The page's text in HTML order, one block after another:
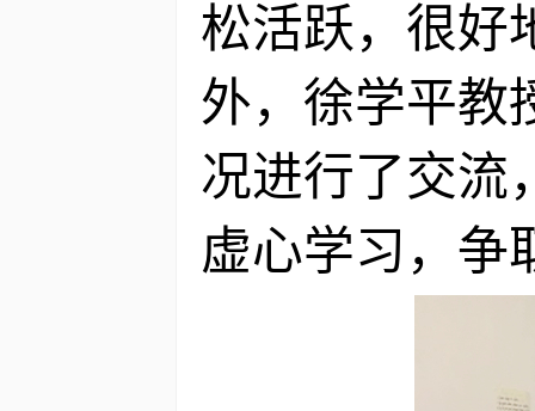
松活跃，很好
外，徐学平教
况进行了交流
虚心学习，争